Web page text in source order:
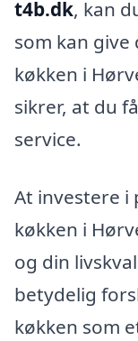
t4b.dk, kan
som kan
køkken i
sikrer, at du
service.
At investere i
køkken i
og din
betydelig
køkken som